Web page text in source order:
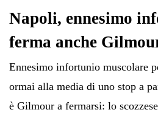
Napoli, ennesimo
ferma anche
Ennesimo infortunio muscolare
ormai alla media di uno stop a
è Gilmour a fermarsi: lo